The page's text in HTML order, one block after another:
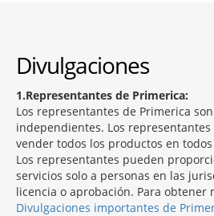
Divulgaciones
1 Representantes de Primerica:
Los representantes de Primerica
independientes. Los
vender todos los productos en
Los representantes pueden
servicios solo a personas en las
licencia o aprobación. Para obtener
Divulgaciones importantes de